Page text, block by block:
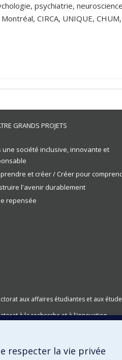
psychiatrie,
CIRCA, UNIQUE,
GRANDS PROJETS
une société inclusive, innovante et
et créer / Créer pour
l'avenir durablement
repensée
aux affaires étudiantes et aux
à la recherche et à l'innovation
Santé Numérique
respecter la vie privée